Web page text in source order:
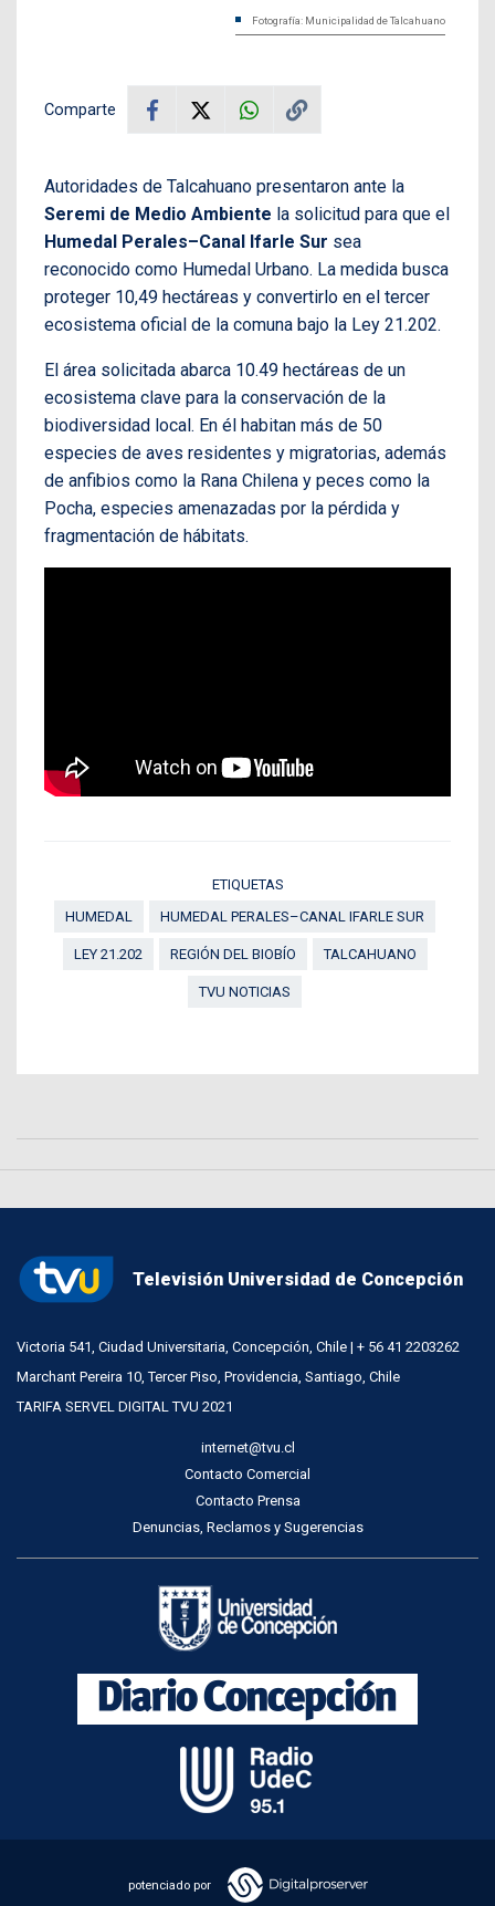
Fotografía: Municipalidad de Talcahuano
Comparte
Autoridades de Talcahuano presentaron ante la
Seremi de Medio Ambiente la solicitud para que el
Humedal Perales–Canal Ifarle Sur sea
reconocido como Humedal Urbano. La medida busca
proteger 10,49 hectáreas y convertirlo en el tercer
ecosistema oficial de la comuna bajo la Ley 21.202.
El área solicitada abarca 10.49 hectáreas de un
ecosistema clave para la conservación de la
biodiversidad local. En él habitan más de 50
especies de aves residentes y migratorias, además
de anfibios como la Rana Chilena y peces como la
Pocha, especies amenazadas por la pérdida y
fragmentación de hábitats.
ETIQUETAS
HUMEDAL
HUMEDAL PERALES–CANAL IFARLE SUR
LEY 21.202 REGIÓN DEL BIOBÍO TALCAHUANO
TVU NOTICIAS
Televisión Universidad de Concepción
Victoria 541, Ciudad Universitaria, Concepción, Chile | + 56 41 2203262
Marchant Pereira 10, Tercer Piso, Providencia, Santiago, Chile
TARIFA SERVEL DIGITAL TVU 2021
internet@tvu.cl
Contacto Comercial
Contacto Prensa
Denuncias, Reclamos y Sugerencias
potenciado por